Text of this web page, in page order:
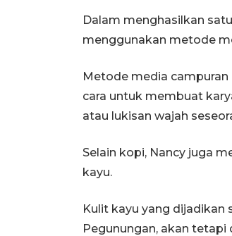
Dalam menghasilkan
menggunakan metode
Metode media
cara untuk membuat
atau lukisan wajah
Selain kopi, Nancy juga
kayu.
Kulit kayu yang dijadikan
Pegunungan, akan tetapi